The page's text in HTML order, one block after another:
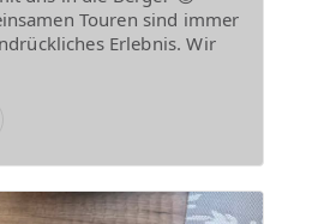
Touren sind immer
Erlebnis. Wir